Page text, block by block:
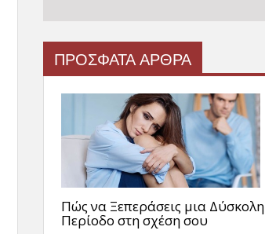
ΠΡΟΣΦΑΤΑ ΑΡΘΡΑ
Πώς να Ξεπεράσεις μια Δύσκολη
Περίοδο στη σχέση σου